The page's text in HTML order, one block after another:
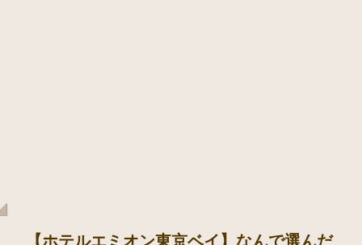
【ホテルエミオン東京ベイ】なんで選んだ